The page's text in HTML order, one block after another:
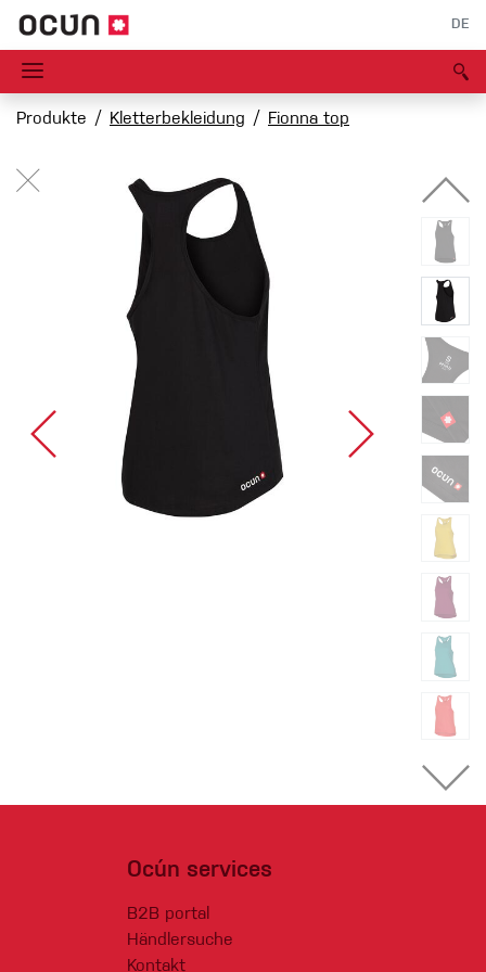
DE
Produkte Kletterbekleidung Fionna top
Ocún services
B2B portal
Händlersuche
Kontakt